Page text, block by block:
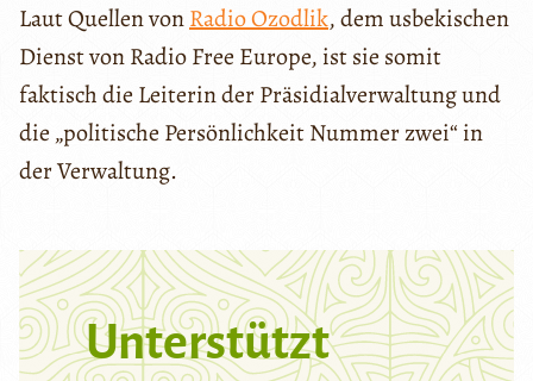
Laut Quellen vonRadio Ozodlik, dem usbekischen
Dienst von Radio Free Europe, ist sie somit
faktisch die Leiterin der Präsidialverwaltung und
die „politische Persönlichkeit Nummer zwei“ in
der Verwaltung.
Unterstützt